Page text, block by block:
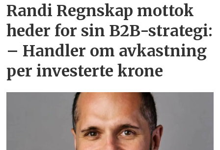
Randi Regnskap mottok
heder for sin B2B-strategi:
– Handler om avkastning
per investerte krone